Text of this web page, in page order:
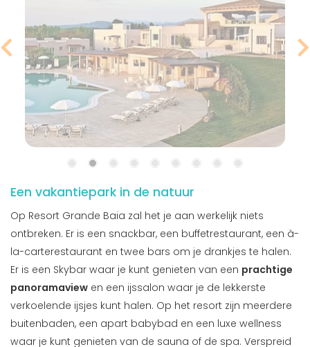
Een vakantiepark in de natuur
Op Resort Grande Baia zal het je aan werkelijk niets
ontbreken. Er is een snackbar, een buffetrestaurant, een à-
la-carterestaurant en twee bars om je drankjes te halen.
Er is een Skybar waar je kunt genieten van een prachtige
panoramaview en een ijssalon waar je de lekkerste
verkoelende ijsjes kunt halen. Op het resort zijn meerdere
buitenbaden, een apart babybad en een luxe wellness
waar je kunt genieten van de sauna of de spa. Verspreid